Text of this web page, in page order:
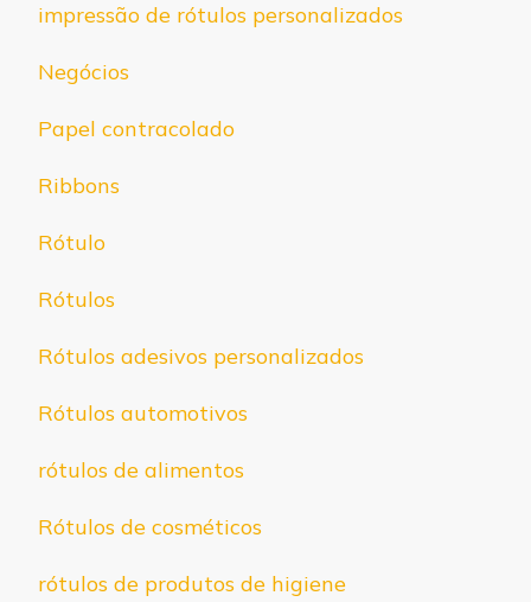
impressão de rótulos personalizados
Negócios
Papel contracolado
Ribbons
Rótulo
Rótulos
Rótulos adesivos personalizados
Rótulos automotivos
rótulos de alimentos
Rótulos de cosméticos
rótulos de produtos de higiene